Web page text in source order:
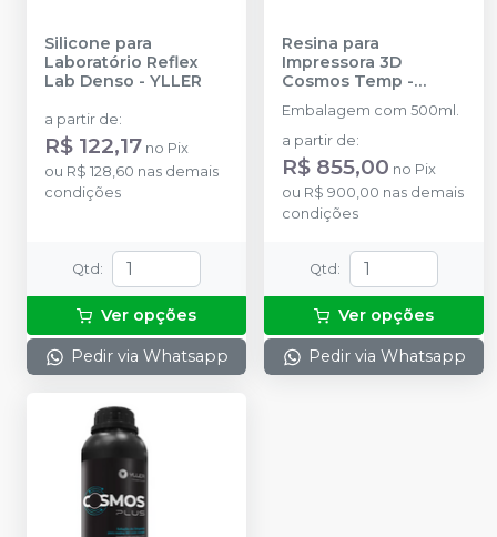
Silicone para
Laboratório Reflex
Lab Denso - YLLER
a partir de:
R$ 122,17 no Pix
ou R$ 128,60 nas demais
condições
Qtd :
Ver opções
Pedir via Whatsapp
Resina para
Impressora 3D
Cosmos Temp -
YLLER
Embalagem com 500ml.
a partir de:
R$ 855,00 no Pix
ou R$ 900,00 nas demais
condições
Qtd :
Ver opções
Pedir via Whatsapp